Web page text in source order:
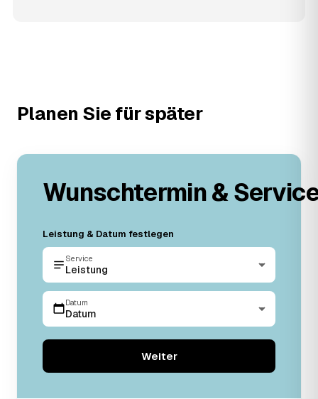
Planen Sie für später
Wunschtermin &
Leistung & Datum festlegen
Service
Leistung
Datum
Datum
Weiter